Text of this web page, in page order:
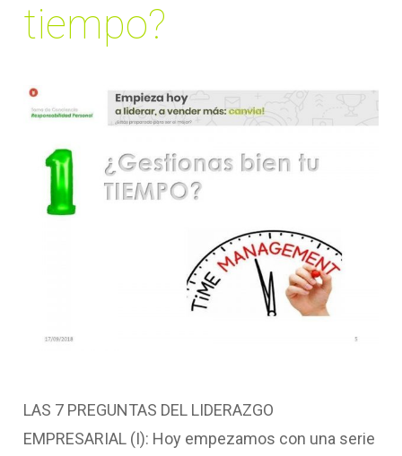
tiempo?
LAS 7 PREGUNTAS DEL LIDERAZGO
EMPRESARIAL (I): Hoy empezamos con una serie